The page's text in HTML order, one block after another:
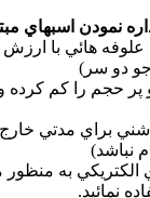
نمودن اسبهاي
علوفه هائي با ارزش
(جو دو سر)
حجم را کم کرده و
شني براي مدتي
نباشد)
الکتريکي به
نمائيد.